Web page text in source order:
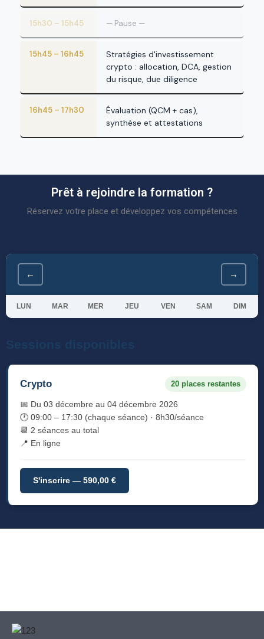
15h30 – 15h45 — Pause —
15h45 – 16h45
Stratégies d'investissement
crypto : allocation, DCA, gestion
du risque, due diligence
16h45 – 17h30
Évaluation (QCM + cas),
synthèse et attestations
Prêt à rejoindre la formation ?
Réservez votre place et développez vos compétences
← →
LUN MAR MER JEU VEN SAM DIM
Crypto 20 places restantes
📅 Du 03 décembre au 04 décembre 2026
🕐 09:00 – 17:30 (chaque séance) · 8h30/séance
📆 2 séances au total
📍 En ligne
S'inscrire — 590,00 €